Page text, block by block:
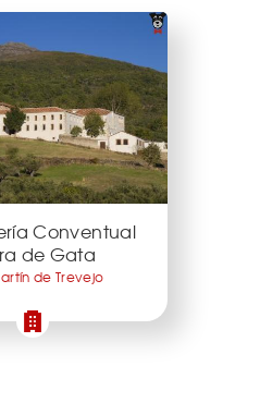
Conventual
de Gata
de Trevejo